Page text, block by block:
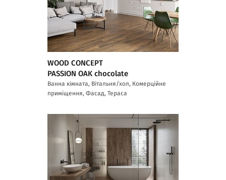
WOOD CONCEPT
PASSION OAK chocolate
Ванна кімната, Вітальня/хол, Комерційне
приміщення, Фасад, Тераса